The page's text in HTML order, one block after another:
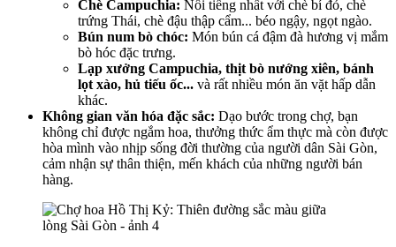
Chè Campuchia: Nổi tiếng nhất với chè bí đỏ, chè
trứng Thái, chè đậu thập cẩm... béo ngậy, ngọt ngào.
Bún num bò chóc: Món bún cá đậm đà hương vị mắm
bò hóc đặc trưng.
Lạp xưởng Campuchia, thịt bò nướng xiên, bánh
lọt xào, hủ tiếu ốc... và rất nhiều món ăn vặt hấp dẫn
khác.
Không gian văn hóa đặc sắc: Dạo bước trong chợ, bạn
không chỉ được ngắm hoa, thưởng thức ẩm thực mà còn được
hòa mình vào nhịp sống đời thường của người dân Sài Gòn,
cảm nhận sự thân thiện, mến khách của những người bán
hàng.